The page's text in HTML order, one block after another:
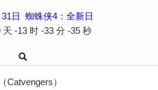
31日
蜘蛛侠4：全新日
天 -13 时 -33 分 -35 秒
Catvengers）